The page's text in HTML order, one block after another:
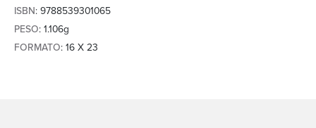
ISBN: 9788539301065
PESO: 1.106g
FORMATO: 16 X 23